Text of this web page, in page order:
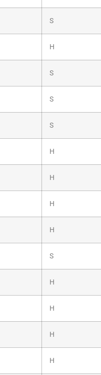
S
H
S
S
S
H
H
H
H
S
H
H
H
H